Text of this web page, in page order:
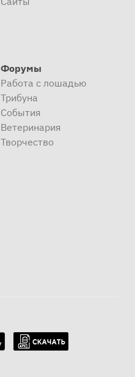
Форумы
Работа с лошадью
Трибуна
События
Ветеринария
Творчество